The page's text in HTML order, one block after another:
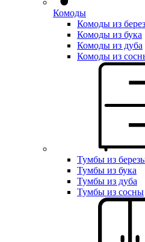
Комоды
Комоды из
Комоды из бука
Комоды из дуба
Комоды из
Тумбы из
Тумбы из бука
Тумбы из дуба
Тумбы из сосны